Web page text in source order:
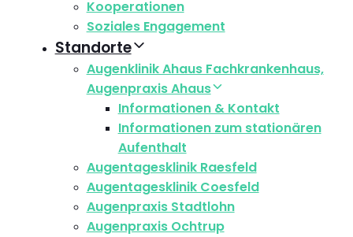
Kooperationen
Soziales Engagement
Standorte
Augenklinik Ahaus Fachkrankenhaus,
Augenpraxis Ahaus
Informationen & Kontakt
Informationen zum stationären
Aufenthalt
Augentagesklinik Raesfeld
Augentagesklinik Coesfeld
Augenpraxis Stadtlohn
Augenpraxis Ochtrup